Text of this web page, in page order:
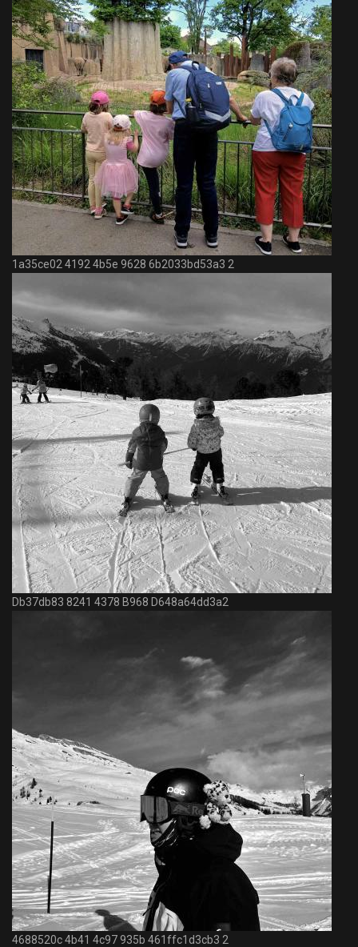
1a35ce02 4192 4b5e 9628 6b2033bd53a3 2
Db37db83 8241 4378 B968 D648a64dd3a2
4688520c 4b41 4c97 935b 461ffc1d3cb3 2